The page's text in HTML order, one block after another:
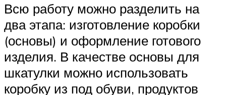
Всю работу можно разделить на
два этапа: изготовление коробки
(основы) и оформление готового
изделия. В качестве основы для
шкатулки можно использовать
коробку из под обуви, продуктов